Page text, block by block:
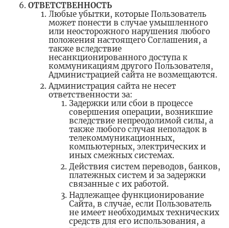
ОТВЕТСТВЕННОСТЬ
Любые убытки, которые Пользователь
может понести в случае умышленного
или неосторожного нарушения любого
положения настоящего Соглашения, а
также вследствие
несанкционированного доступа к
коммуникациям другого Пользователя,
Администрацией сайта не возмещаются.
Администрация сайта не несет
ответственности за:
Задержки или сбои в процессе
совершения операции, возникшие
вследствие непреодолимой силы, а
также любого случая неполадок в
телекоммуникационных,
компьютерных, электрических и
иных смежных системах.
Действия систем переводов, банков,
платежных систем и за задержки
связанные с их работой.
Надлежащее функционирование
Сайта, в случае, если Пользователь
не имеет необходимых технических
средств для его использования, а